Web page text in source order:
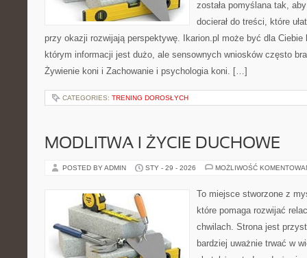
została pomyślana tak,
docierał do treści, które
przy okazji rozwijają perspektywę. Ikarion.pl może być dla Ciebie
którym informacji jest dużo, ale sensownych wniosków często
Żywienie koni i Zachowanie i psychologia koni. […]
CATEGORIES: TRENING DOROSŁYCH
MODLITWA I ŻYCIE DUCHOWE
POSTED BY ADMIN STY - 29 - 2026 MOŻLIWOŚĆ
To miejsce stworzone z
które pomaga rozwijać
chwilach. Strona jest
bardziej uważnie trwać w